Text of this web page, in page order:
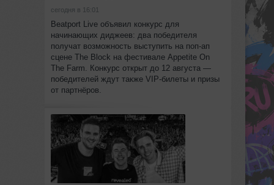
сегодня в 16:01
Beatport Live объявил конкурс для
начинающих диджеев: два победителя
получат возможность выступить на поп‑ап
сцене The Block на фестивале Appetite On
The Farm. Конкурс открыт до 12 августа —
победителей ждут также VIP‑билеты и призы
от партнёров.